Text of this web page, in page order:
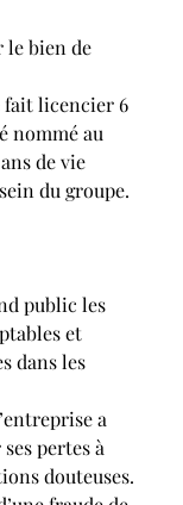
le bien de
fait licencier 6
nommé au
de vie
du groupe.
public les
et
dans les
a
pertes à
douteuses.